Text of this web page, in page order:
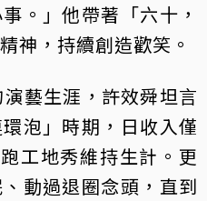
。」他帶著「六十，
神，持續創造歡笑。
藝生涯，許效舜坦言
泡」時期，日收入僅
工地秀維持生計。更
動過退圈念頭，直到